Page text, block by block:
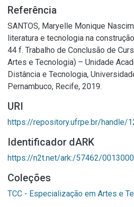
Referência
SANTOS, Maryelle Monique
literatura e tecnologia na
44 f. Trabalho de Conclusão de
Artes e Tecnologia) – Unidade
Distância e Tecnologia,
Pernambuco, Recife, 2019.
URI
https://repository.ufrpe.br/handle/
Identificador dARK
https://n2t.net/ark:/57462/
Coleções
TCC - Especialização em Artes e